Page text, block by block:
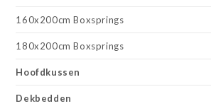
160x200cm Boxsprings
180x200cm Boxsprings
Hoofdkussen
Dekbedden